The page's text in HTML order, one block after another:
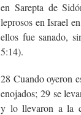
en Sarepta de
leprosos en Israel
ellos fue sanado,
5:14).
28 Cuando oyeron
enojados; 29 se
y lo llevaron a la